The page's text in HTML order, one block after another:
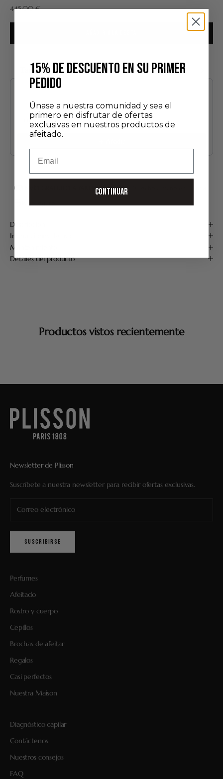
Precio de oferta
445,00 €
También te puede gustar
Use the Previous and Next buttons to navigate through product
cuenco de porcelana y jabón de afeitar
60,00 €
ENVÍO GRATUITO A PARTIR DE 75 €*
Descripción
Instrucciones de uso
Mantenimiento
Detalles del producto
Productos vistos recientemente
Newsletter de Plisson
Suscríbete a nuestra newsletter para recibir ofertas exclusivas.
SUSCRIBIRSE
Perfumes
Afeitado
Rostro y cuerpo
Cepillos
Brochas de afeitar
Regalos
Casi perfectos
Nuestra Maison
Diagnóstico capilar
Contáctenos
Nuestros consejos
FAQ
15% DE DESCUENTO EN SU PRIMER
PEDIDO
Únase a nuestra comunidad y sea el
primero en disfrutar de ofertas
exclusivas en nuestros productos de
afeitado.
CONTINUAR